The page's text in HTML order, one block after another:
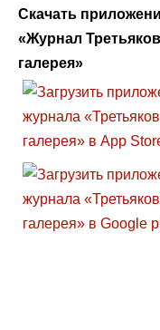
Скачать
«Журнал
галерея»